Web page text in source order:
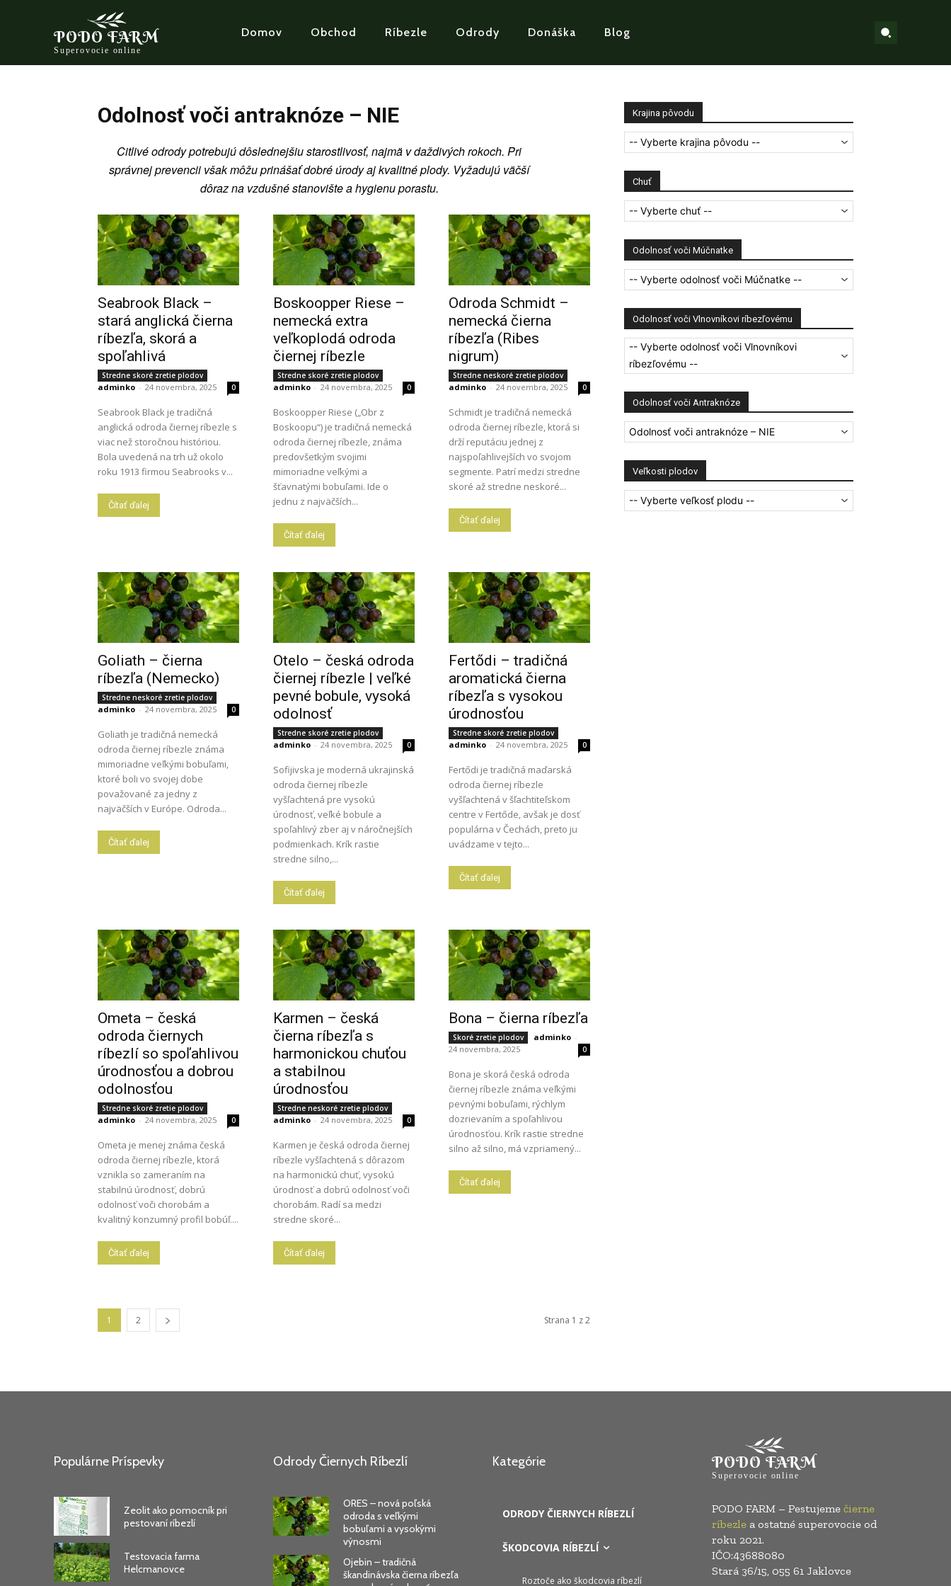
PODO FARM
Superovocie online
Domov Obchod Ríbezle Odrody Donáška Blog
Odolnosť voči antraknóze – NIE
Citlivé odrody potrebujú dôslednejšiu starostlivosť, najmä v daždivých rokoch. Pri
správnej prevencii však môžu prinášať dobré úrody aj kvalitné plody. Vyžadujú väčší
dôraz na vzdušné stanovište a hygienu porastu.
Seabrook Black –
stará anglická čierna
ríbezľa, skorá a
spoľahlivá
Stredne skoré zretie plodov
adminko - 24 novembra, 2025 0
Seabrook Black je tradičná
anglická odroda čiernej ríbezle s
viac než storočnou históriou.
Bola uvedená na trh už okolo
roku 1913 firmou Seabrooks v...
Čítať ďalej
Boskoopper Riese –
nemecká extra
veľkoplodá odroda
čiernej ríbezle
Stredne skoré zretie plodov
adminko - 24 novembra, 2025 0
Boskoopper Riese („Obr z
Boskoopu“) je tradičná nemecká
odroda čiernej ríbezle, známa
predovšetkým svojimi
mimoriadne veľkými a
šťavnatými bobuľami. Ide o
jednu z najväčších...
Čítať ďalej
Odroda Schmidt –
nemecká čierna
ríbezľa (Ribes
nigrum)
Stredne neskoré zretie plodov
adminko - 24 novembra, 2025 0
Schmidt je tradičná nemecká
odroda čiernej ríbezle, ktorá si
drží reputáciu jednej z
najspoľahlivejších vo svojom
segmente. Patrí medzi stredne
skoré až stredne neskoré...
Čítať ďalej
Goliath – čierna
ríbezľa (Nemecko)
Stredne neskoré zretie plodov
adminko - 24 novembra, 2025 0
Goliath je tradičná nemecká
odroda čiernej ríbezle známa
mimoriadne veľkými bobuľami,
ktoré boli vo svojej dobe
považované za jedny z
najväčších v Európe. Odroda...
Čítať ďalej
Otelo – česká odroda
čiernej ríbezle | veľké
pevné bobule, vysoká
odolnosť
Stredne skoré zretie plodov
adminko - 24 novembra, 2025 0
Sofijivska je moderná ukrajinská
odroda čiernej ríbezle
vyšľachtená pre vysokú
úrodnosť, veľké bobule a
spoľahlivý zber aj v náročnejších
podmienkach. Krík rastie
stredne silno,...
Čítať ďalej
Fertődi – tradičná
aromatická čierna
ríbezľa s vysokou
úrodnosťou
Stredne skoré zretie plodov
adminko - 24 novembra, 2025 0
Fertődi je tradičná maďarská
odroda čiernej ríbezle
vyšľachtená v šľachtiteľskom
centre v Fertőde, avšak je dosť
populárna v Čechách, preto ju
uvádzame v tejto...
Čítať ďalej
Ometa – česká
odroda čiernych
ríbezlí so spoľahlivou
úrodnosťou a dobrou
odolnosťou
Stredne skoré zretie plodov
adminko - 24 novembra, 2025 0
Ometa je menej známa česká
odroda čiernej ríbezle, ktorá
vznikla so zameraním na
stabilnú úrodnosť, dobrú
odolnosť voči chorobám a
kvalitný konzumný profil bobúľ....
Čítať ďalej
Karmen – česká
čierna ríbezľa s
harmonickou chuťou
a stabilnou
úrodnosťou
Stredne neskoré zretie plodov
adminko - 24 novembra, 2025 0
Karmen je česká odroda čiernej
ríbezle vyšľachtená s dôrazom
na harmonickú chuť, vysokú
úrodnosť a dobrú odolnosť voči
chorobám. Radí sa medzi
stredne skoré...
Čítať ďalej
Bona – čierna ríbezľa
Skoré zretie plodov adminko -
24 novembra, 2025
0
Bona je skorá česká odroda
čiernej ríbezle známa veľkými
pevnými bobuľami, rýchlym
dozrievaním a spoľahlivou
úrodnosťou. Krík rastie stredne
silno až silno, má vzpriamený...
Čítať ďalej
1 2 Strana 1 z 2
Krajina pôvodu
-- Vyberte krajina pôvodu --
Chuť
-- Vyberte chuť --
Odolnosť voči Múčnatke
-- Vyberte odolnosť voči Múčnatke --
Odolnosť voči Vlnovníkovi ríbezľovému
-- Vyberte odolnosť voči Vlnovníkovi
ríbezľovému --
Odolnosť voči Antraknóze
Odolnosť voči antraknóze – NIE
Veľkosti plodov
-- Vyberte veľkosť plodu --
Populárne Príspevky
Zeolit ako pomocník pri
pestovaní ríbezlí
Testovacia farma
Helcmanovce
Odrody Čiernych Ríbezlí
ORES – nová poľská
odroda s veľkými
bobuľami a vysokými
výnosmi
Ojebin – tradičná
škandinávska čierna ríbezľa
Kategórie
ODRODY ČIERNYCH RÍBEZLÍ
ŠKODCOVIA RÍBEZLÍ
Roztoče ako škodcovia ríbezlí
PODO FARM
Superovocie online
PODO FARM – Pestujeme čierne
ríbezle a ostatné superovocie od
roku 2021.
IČO:43688080
Stará 36/15, 055 61 Jaklovce